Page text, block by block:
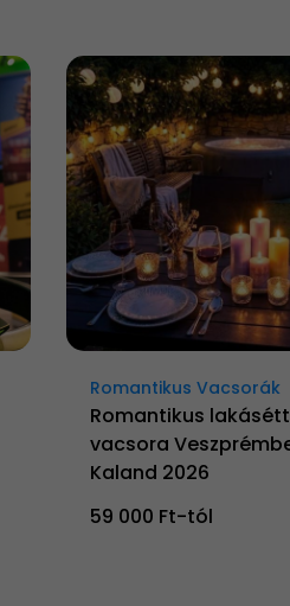
Romantikus Vacsorák
Romantikus
vacsora
Kaland 2026
59 000 Ft-tól